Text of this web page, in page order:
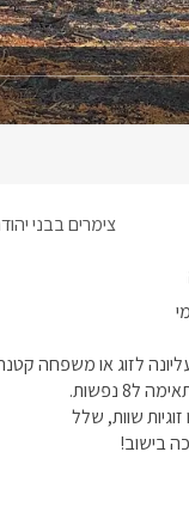
צימרים בבני
בישוב!